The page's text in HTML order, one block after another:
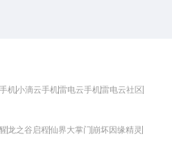
机小滴云手机雷电云手机雷电云社区
龙之谷启程仙界大掌门 崩坏因缘精灵